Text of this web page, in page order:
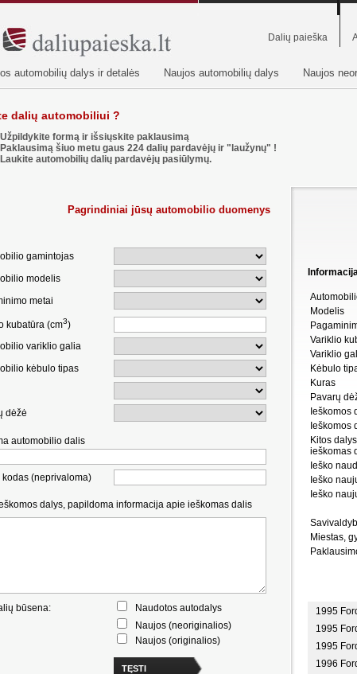
Dalių paieška
automobilių dalys ir detalės Naujos automobilių dalys Naujos
dalių automobiliui ?
Užpildykite formą ir išsiųskite paklausimą
Paklausimą šiuo metu gaus 224 dalių pardavėjų ir "laužynų" !
Laukite automobilių dalių pardavėjų pasiūlymų.
Pagrindiniai jūsų automobilio duomenys
gamintojas
modelis
metai
kubatūra (cm3)
variklio galia
kėbulo tipas
dėžė
automobilio dalis
kodas (neprivaloma)
dalys, papildoma informacija apie ieškomas dalis
būsena:
Naudotos autodalys
Naujos (neoriginalios)
Naujos (originalios)
TĘSTI
Modelis
Variklio
Variklio
Kėbulo
Kuras
Pavarų
Ieškomos
Ieškomos
Kitos
ieškomas
Ieško
Ieško
Ieško
Miestas,
1995
1995
1995
1996